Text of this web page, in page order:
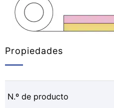
Propiedades
N.º de producto